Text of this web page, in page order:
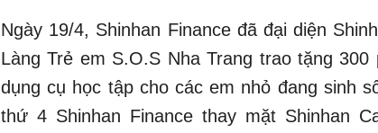
Ngày 19/4, Shinhan Finance đã đại diện
Làng Trẻ em S.O.S Nha Trang trao tặng
dụng cụ học tập cho các em nhỏ đang sinh
thứ 4 Shinhan Finance thay mặt Shinhan